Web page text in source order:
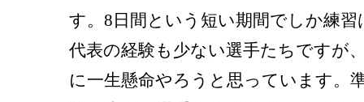
す。8日間という短い期間でしか練
代表の経験も少ない選手たちですが
に一生懸命やろうと思っています。